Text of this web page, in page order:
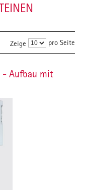
Zeige pro Seite
- Aufbau mit